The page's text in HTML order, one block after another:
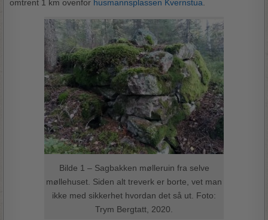
omtrent 1 km ovenfor husmannsplassen Kvernstua
Bilde 1 – Sagbakken mølleruin fra selve
møllehuset. Siden alt treverk er borte, vet man
ikke med sikkerhet hvordan det så ut. Foto:
Trym Bergtatt, 2020.